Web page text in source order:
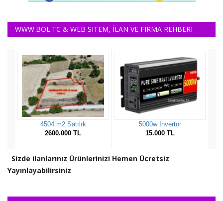
WWW.BOL.TC & WEB SITEM, İLAN VE FIRMA REHBERI
Sizde ilanlarınız Ürünlerinizi Hemen Ücretsiz
Yayınlayabilirsiniz